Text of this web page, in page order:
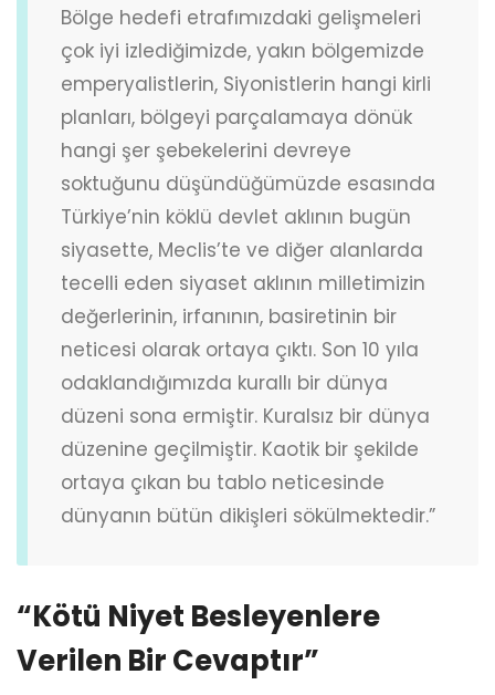
Bölge hedefi etrafımızdaki gelişmeleri
çok iyi izlediğimizde, yakın bölgemizde
emperyalistlerin, Siyonistlerin hangi kirli
planları, bölgeyi parçalamaya dönük
hangi şer şebekelerini devreye
soktuğunu düşündüğümüzde esasında
Türkiye’nin köklü devlet aklının bugün
siyasette, Meclis’te ve diğer alanlarda
tecelli eden siyaset aklının milletimizin
değerlerinin, irfanının, basiretinin bir
neticesi olarak ortaya çıktı. Son 10 yıla
odaklandığımızda kurallı bir dünya
düzeni sona ermiştir. Kuralsız bir dünya
düzenine geçilmiştir. Kaotik bir şekilde
ortaya çıkan bu tablo neticesinde
dünyanın bütün dikişleri sökülmektedir.”
“Kötü Niyet Besleyenlere
Verilen Bir Cevaptır”